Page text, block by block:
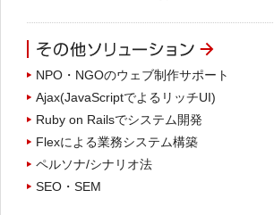
NPO・NGOのウェブ制作サポート
Ajax(JavaScriptでよるリッチUI)
Ruby on Railsでシステム開発
Flexによる業務システム構築
ペルソナ/シナリオ法
SEO・SEM